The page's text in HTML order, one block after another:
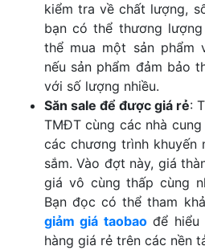
kiểm tra về chất lượng,
bạn có thể thương
thể mua một sản phẩm
nếu sản phẩm đảm bảo
với số lượng nhiều.
Săn sale để được giá rẻ:
TMĐT cùng các nhà
các chương trình khuyến
sắm. Vào đợt này, giá
giá vô cùng thấp cùng
Bạn đọc có thể tham
giảm giá taobaođể hiểu
hàng giá rẻ trên các nền